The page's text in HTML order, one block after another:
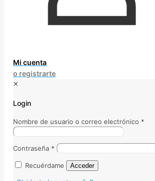
Mi cuenta
o registrarte
✕
Login
Nombre de usuario o correo electrónico *
Contraseña *
Recuérdame Acceder